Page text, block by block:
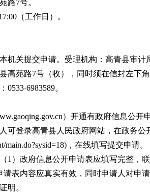
路7号。
（工作日）。
机关提交申请。受理机构：高青县审计
高苑路7号（收），同时须在信封左下
6983589。
）开通有政府信息公
可登录高青县人民政府网站，在政务公
main.do?sysid=18)，在线填写提交申请。
1）政府信息公开申请表应填写完整，
表内容应真实有效，同时申请人对申
明。